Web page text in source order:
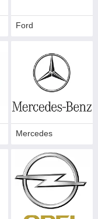
Ford
Mercedes